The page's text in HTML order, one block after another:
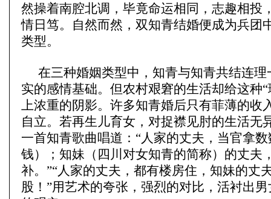
然操着南腔北调，毕竟命运相同，志趣相投
情日笃。自然而然，双知青结婚便成为兵团
类型。
在三种婚姻类型中，知青与知青共结连
实的感情基础。但农村艰窘的生活却给这种
上浓重的阴影。许多知青婚后只有菲薄的收
自立。若再生儿育女，对捉襟见肘的生活无
一首知青歌曲唱道：“人家的丈夫，当官拿
钱）；知妹（四川对女知青的简称）的丈夫
补。”“人家的丈夫，都有楼房住，知妹的丈
股！”用艺术的夸张，强烈的对比，活衬出